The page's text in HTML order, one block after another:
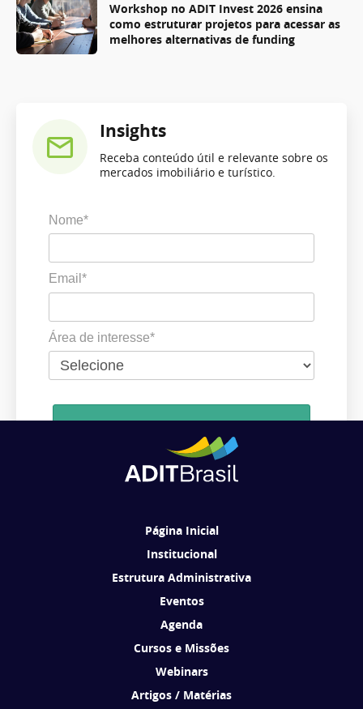
Workshop no ADIT Invest 2026 ensina
como estruturar projetos para acessar as
melhores alternativas de funding
Insights
Receba conteúdo útil e relevante sobre os
mercados imobiliário e turístico.
Nome*
Email*
Área de interesse*
Ao se cadastrar, você concorda em receber comunicações da ADIT
Página Inicial
Institucional
Estrutura Administrativa
Eventos
Agenda
Cursos e Missões
Webinars
Artigos / Matérias